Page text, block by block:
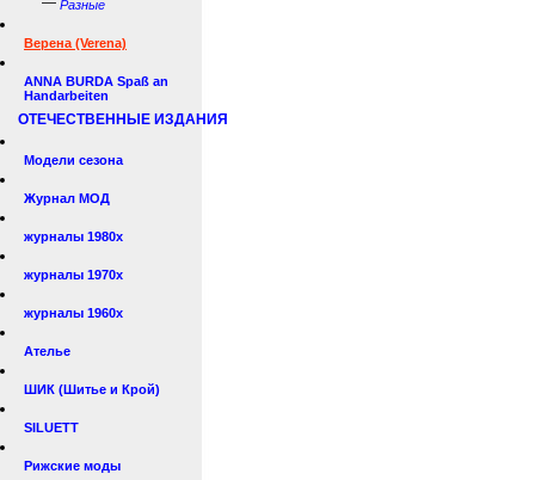
Разные
Верена (Verena)
ANNA BURDA Spaß an
Handarbeiten
ОТЕЧЕСТВЕННЫЕ ИЗДАНИЯ
Модели сезона
Журнал МОД
журналы 1980х
журналы 1970х
журналы 1960х
Ателье
ШИК (Шитье и Крой)
SILUETT
Рижские моды